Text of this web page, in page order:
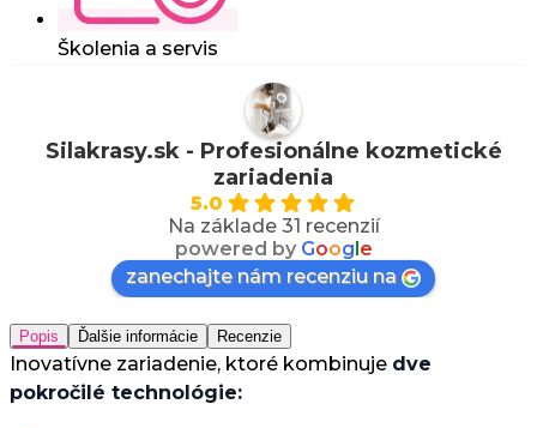
Školenia a servis
Silakrasy.sk - Profesionálne kozmetické
zariadenia
5.0
Na základe 31 recenzií
powered by Goog e
zanechajte nám recenziu na
Popis Ďalšie informácie Recenzie
Inovatívne zariadenie, ktoré kombinuje dve
pokročilé technológie: